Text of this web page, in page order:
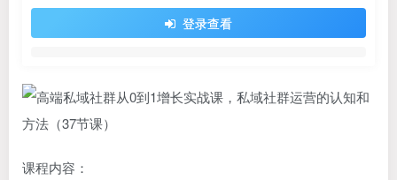
登录查看
课程内容：